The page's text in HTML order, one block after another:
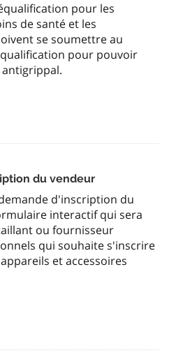
pour les
de santé et les
se soumettre au
pour pouvoir
du vendeur
d'inscription du
interactif qui sera
ou fournisseur
qui souhaite s'inscrire
et accessoires